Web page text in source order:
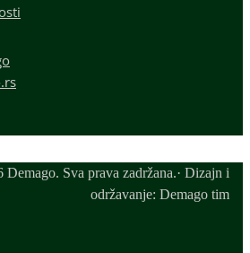
Sva prava zadržana.· Dizajn i
održavanje: Demago tim